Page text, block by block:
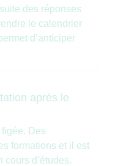
des réponses
le calendrier
d’anticiper
après le
figée. Des
formations et il est
cours d’études.